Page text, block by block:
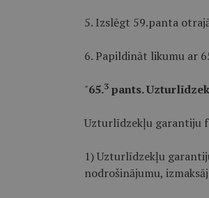
5. Izslēgt 59.panta
6. Papildināt likumu ar
"65.3pants.
Uzturlīdzekļu garantiju
1) Uzturlīdzekļu
nodrošinājumu,